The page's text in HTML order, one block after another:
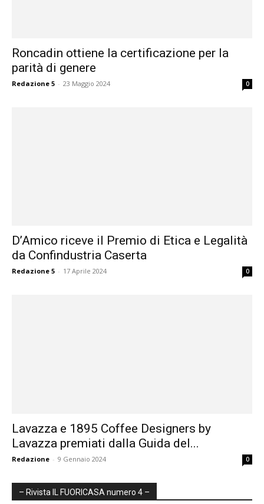
Roncadin ottiene la certificazione per la
parità di genere
Redazione 5 - 23 Maggio 2024 0
D’Amico riceve il Premio di Etica e Legalità
da Confindustria Caserta
Redazione 5 - 17 Aprile 2024 0
Lavazza e 1895 Coffee Designers by
Lavazza premiati dalla Guida del...
Redazione - 9 Gennaio 2024 0
– Rivista IL FUORICASA numero 4 –